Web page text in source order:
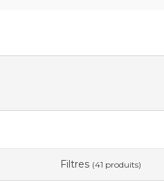
Filtres (41 produits)